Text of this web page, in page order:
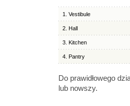
1. Vestibule
2. Hall
3. Kitchen
4. Pantry
Do prawidłowego
lub nowszy.